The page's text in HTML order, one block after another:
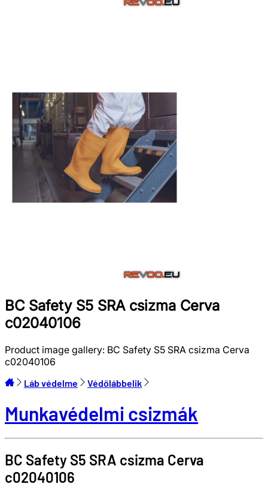
BC Safety S5 SRA csizma Cerva
c02040106
Product image gallery: BC Safety S5 SRA csizma Cerva
c02040106
Láb védelme Védőlábbelik
Munkavédelmi csizmák
BC Safety S5 SRA csizma Cerva
c02040106